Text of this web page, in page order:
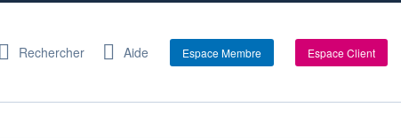
Rechercher Aide Espace Membre Espace Client